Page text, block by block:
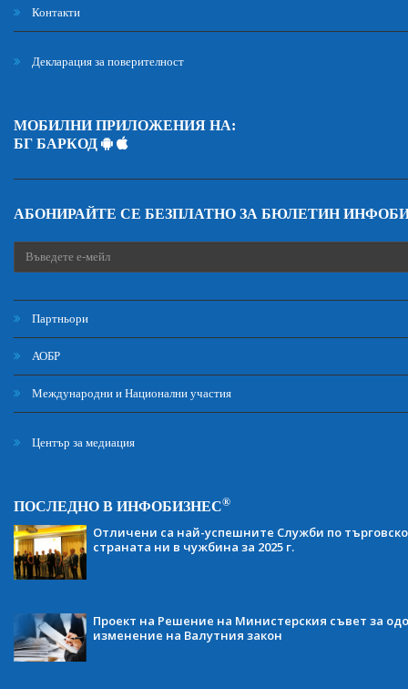
Контакти
Декларация за поверителност
МОБИЛНИ ПРИЛОЖЕНИЯ НА:
БГ БАРКОД
АБОНИРАЙТЕ СЕ БЕЗПЛАТНО ЗА БЮЛЕТИН
Партньори
АОБР
Международни и Национални участия
Център за медиация
ПОСЛЕДНО В ИНФОБИЗНЕС®
Отличени са най-успешните Служби по
страната ни в чужбина за 2025 г.
Проект на Решение на Министерския съвет за
изменение на Валутния закон